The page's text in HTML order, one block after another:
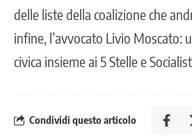
delle liste della coalizione che
infine, l’avvocato Livio Moscato:
civica insieme ai 5 Stelle e
Condividi questo articolo